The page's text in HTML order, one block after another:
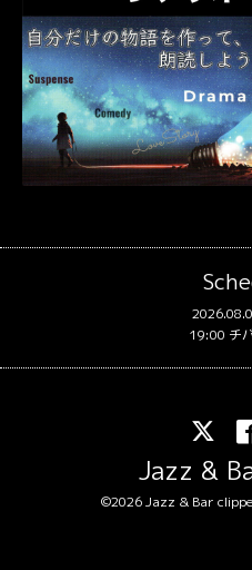
19:00 チ
Jazz &
©2026Jazz & Bar